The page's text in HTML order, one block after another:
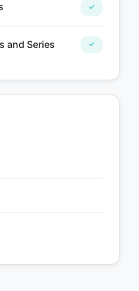
✓
and Series ✓